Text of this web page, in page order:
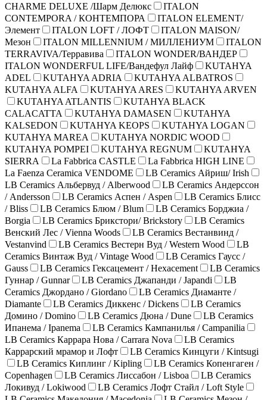
CHARME DELUXE /Шарм Делюкс
ITALON
CONTEMPORA / КОНТЕМПОРА
ITALON ELEMENT/
Элемент
ITALON LOFT / ЛОФТ
ITALON MAISON/
Мезон
ITALON MILLENNIUM / МИЛЛЕНИУМ
ITALON
TERRAVIVA/Терравива
ITALON WONDER/ВАНДЕР
ITALON WONDERFUL LIFE/Вандефул Лайф
KUTAHYA
ADEL
KUTAHYA ADRIA
KUTAHYA ALBATROS
KUTAHYA ALFA
KUTAHYA ARES
KUTAHYA ARVEN
KUTAHYA ATLANTIS
KUTAHYA BLACK
CALACATTA
KUTAHYA DAMASEN
KUTAHYA
KALSEDON
KUTAHYA KEOPS
KUTAHYA LOGAN
KUTAHYA MAREA
KUTAHYA NORDIC WOOD
KUTAHYA POMPEI
KUTAHYA REGNUM
KUTAHYA
SIERRA
La Fabbrica CASTLE
La Fabbrica HIGH LINE
La Faenza Ceramica VENDOME
LB Ceramics Айриш/ Irish
LB Ceramics Альбервуд / Alberwood
LB Ceramics Андерссон
/ Andersson
LB Ceramics Аспен / Aspen
LB Ceramics Блисс
/ Bliss
LB Ceramics Блюм / Blum
LB Ceramics Борджиа /
Borgia
LB Ceramics Брикстори/ Brickstory
LB Ceramics
Венский Лес / Vienna Woods
LB Ceramics Вестанвинд /
Vestanvind
LB Ceramics Вестерн Вуд / Western Wood
LB
Ceramics Винтаж Вуд / Vintage Wood
LB Ceramics Гаусс /
Gauss
LB Ceramics Гексацемент / Hexacement
LB Ceramics
Гуннар / Gunnar
LB Ceramics Джапанди / Japandi
LB
Ceramics Джордано / Giordano
LB Ceramics Диаманте /
Diamante
LB Ceramics Диккенс / Dickens
LB Ceramics
Домино / Domino
LB Ceramics Дюна / Dune
LB Ceramics
Ипанема / Ipanema
LB Ceramics Кампанилья / Campanilia
LB Ceramics Каррара Нова / Carrara Nova
LB Ceramics
Каррарский мрамор и Лофт
LB Ceramics Кинцуги / Kintsugi
LB Ceramics Киплинг / Kipling
LB Ceramics Копенгаген /
Copenhagen
LB Ceramics Лиссабон / Lisboa
LB Ceramics
Локивуд / Lokiwood
LB Ceramics Лофт Стайл / Loft Style